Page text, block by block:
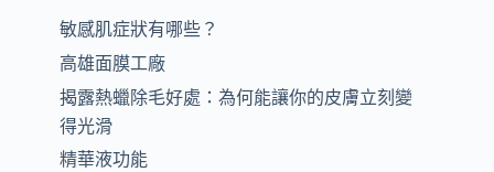
敏感肌症狀有哪些？
高雄面膜工廠
揭露熱蠟除毛好處：為何能讓你的皮膚立刻變
得光滑
精華液功能